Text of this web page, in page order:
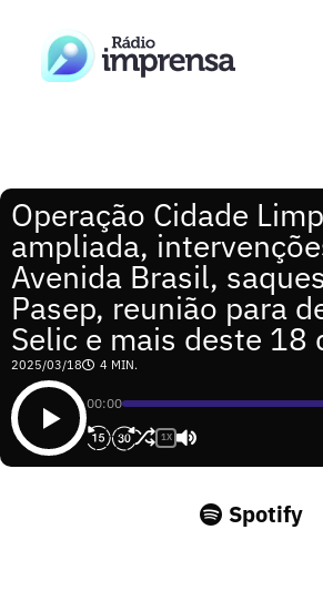
Operação Cidade
ampliada,
Avenida Brasil,
Pasep, reunião para
Selic e mais deste 18
2025/03/18 4 MIN.
00:00
1X
Spotify